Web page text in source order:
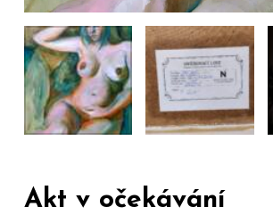
Akt v očekávání